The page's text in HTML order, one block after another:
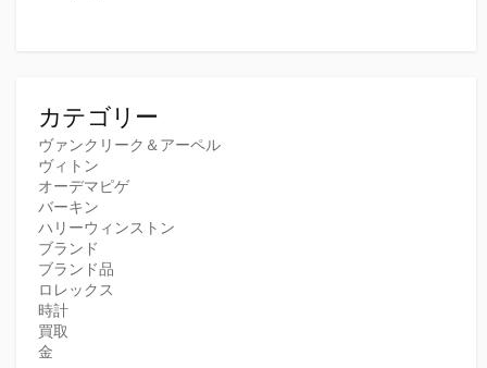
カテゴリー
ヴァンクリーク＆アーペル
ヴィトン
オーデマピゲ
バーキン
ハリーウィンストン
ブランド
ブランド品
ロレックス
時計
買取
金